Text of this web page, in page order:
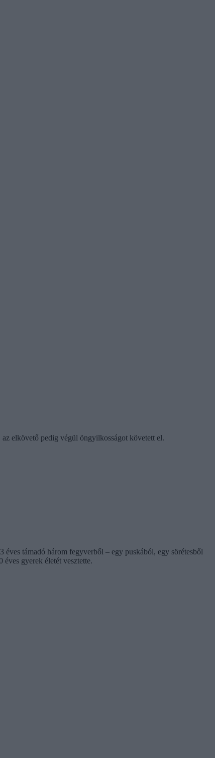
elkövető pedig végül öngyilkosságot követett el.
támadó három fegyverből – egy puskából, egy sörétesből
éves gyerek életét vesztette.